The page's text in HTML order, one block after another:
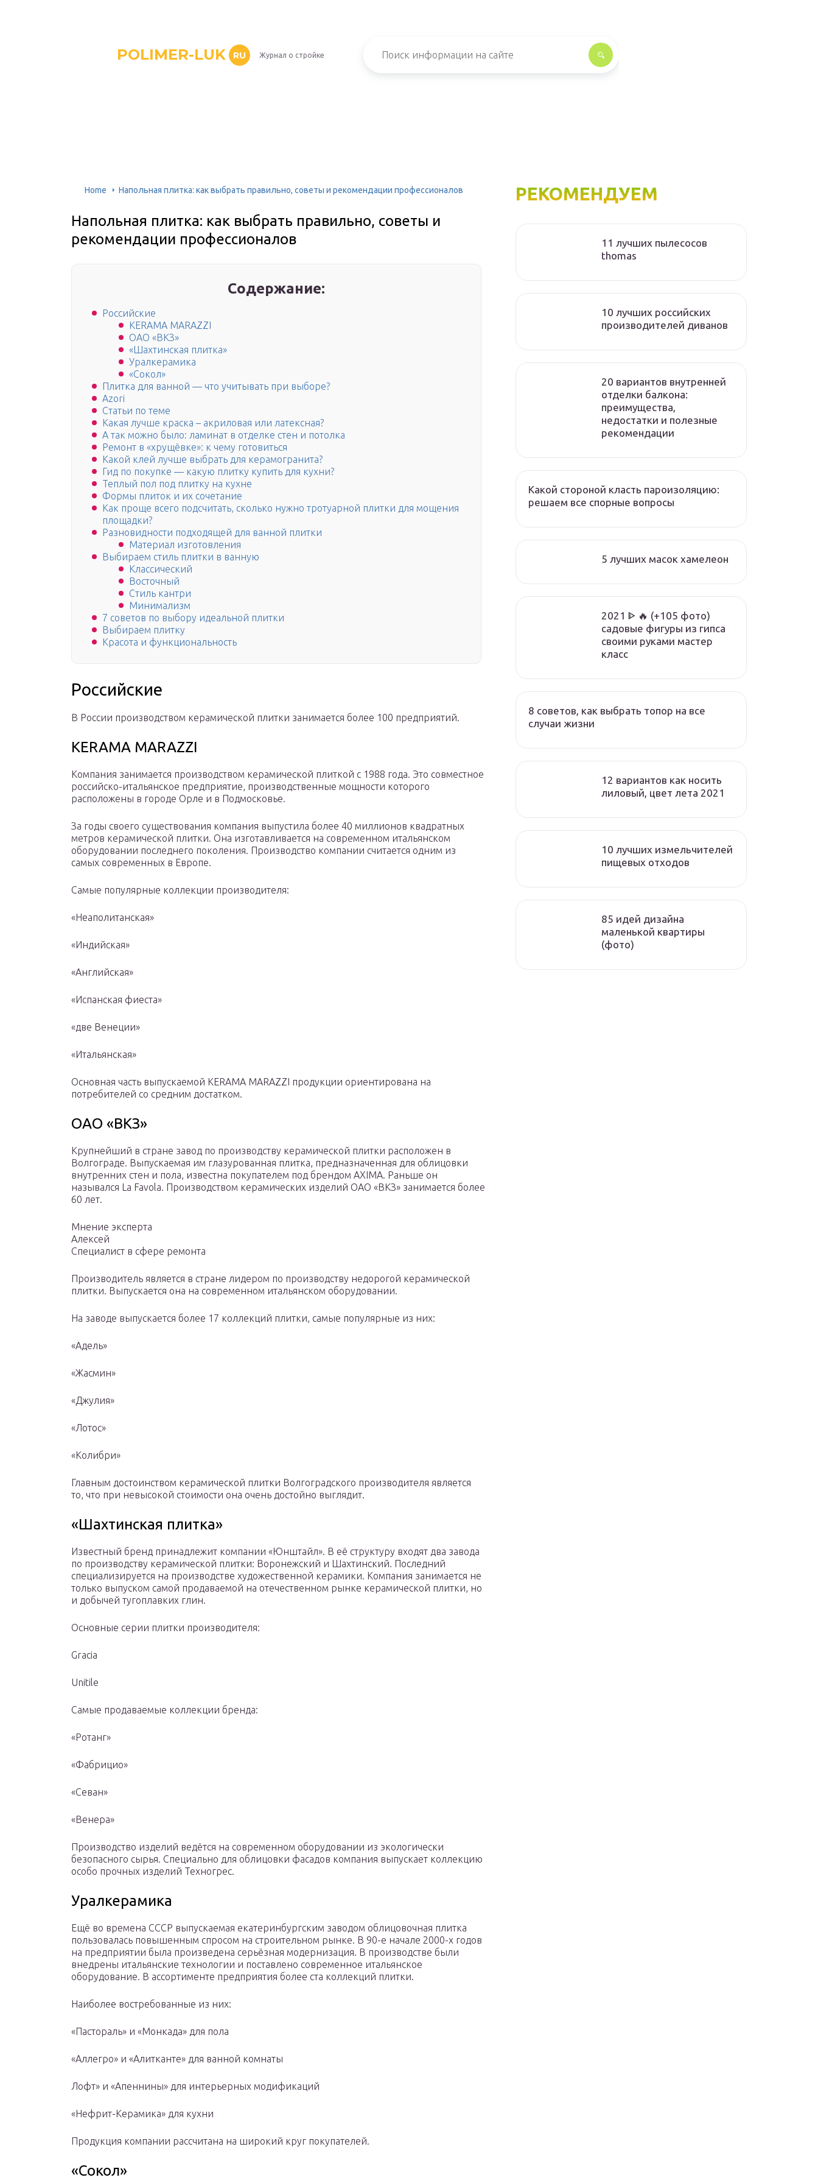
POLIMER-LUK RU Журнал о стройке
Home Напольная плитка: как выбрать правильно, советы и рекомендации профессионалов
Напольная плитка: как выбрать правильно, советы и
рекомендации профессионалов
Содержание:
Российские
KERAMA MARAZZI
ОАО «ВКЗ»
«Шахтинская плитка»
Уралкерамика
«Сокол»
Плитка для ванной — что учитывать при выборе?
Azori
Статьи по теме
Какая лучше краска – акриловая или латексная?
А так можно было: ламинат в отделке стен и потолка
Ремонт в «хрущёвке»: к чему готовиться
Какой клей лучше выбрать для керамогранита?
Гид по покупке — какую плитку купить для кухни?
Теплый пол под плитку на кухне
Формы плиток и их сочетание
Как проще всего подсчитать, сколько нужно тротуарной плитки для мощения
площадки?
Разновидности подходящей для ванной плитки
Материал изготовления
Выбираем стиль плитки в ванную
Классический
Восточный
Стиль кантри
Минимализм
7 советов по выбору идеальной плитки
Выбираем плитку
Красота и функциональность
Российские
В России производством керамической плитки занимается более 100 предприятий.
KERAMA MARAZZI
Компания занимается производством керамической плиткой с 1988 года. Это совместное
российско-итальянское предприятие, производственные мощности которого
расположены в городе Орле и в Подмосковье.
За годы своего существования компания выпустила более 40 миллионов квадратных
метров керамической плитки. Она изготавливается на современном итальянском
оборудовании последнего поколения. Производство компании считается одним из
самых современных в Европе.
Самые популярные коллекции производителя:
«Неаполитанская»
«Индийская»
«Английская»
«Испанская фиеста»
«две Венеции»
«Итальянская»
Основная часть выпускаемой KERAMA MARAZZI продукции ориентирована на
потребителей со средним достатком.
ОАО «ВКЗ»
Крупнейший в стране завод по производству керамической плитки расположен в
Волгограде. Выпускаемая им глазурованная плитка, предназначенная для облицовки
внутренних стен и пола, известна покупателем под брендом AXIMA. Раньше он
назывался La Favola. Производством керамических изделий ОАО «ВКЗ» занимается более
60 лет.
Мнение эксперта
Алексей
Специалист в сфере ремонта
Производитель является в стране лидером по производству недорогой керамической
плитки. Выпускается она на современном итальянском оборудовании.
На заводе выпускается более 17 коллекций плитки, самые популярные из них:
«Адель»
«Жасмин»
«Джулия»
«Лотос»
«Колибри»
Главным достоинством керамической плитки Волгоградского производителя является
то, что при невысокой стоимости она очень достойно выглядит.
«Шахтинская плитка»
Известный бренд принадлежит компании «Юнштайл». В её структуру входят два завода
по производству керамической плитки: Воронежский и Шахтинский. Последний
специализируется на производстве художественной керамики. Компания занимается не
только выпуском самой продаваемой на отечественном рынке керамической плитки, но
и добычей тугоплавких глин.
Основные серии плитки производителя:
Gracia
Unitile
Самые продаваемые коллекции бренда:
«Ротанг»
«Фабрицио»
«Севан»
«Венера»
Производство изделий ведётся на современном оборудовании из экологически
безопасного сырья. Специально для облицовки фасадов компания выпускает коллекцию
особо прочных изделий Техногрес.
Уралкерамика
Ещё во времена СССР выпускаемая екатеринбургским заводом облицовочная плитка
пользовалась повышенным спросом на строительном рынке. В 90-е начале 2000-х годов
на предприятии была произведена серьёзная модернизация. В производстве были
внедрены итальянские технологии и поставлено современное итальянское
оборудование. В ассортименте предприятия более ста коллекций плитки.
Наиболее востребованные из них:
«Пастораль» и «Монкада» для пола
«Аллегро» и «Алитканте» для ванной комнаты
Лофт» и «Апеннины» для интерьерных модификаций
«Нефрит-Керамика» для кухни
Продукция компании рассчитана на широкий круг покупателей.
«Сокол»
РЕКОМЕНДУЕМ
11 лучших пылесосов
thomas
10 лучших российских
производителей диванов
20 вариантов внутренней
отделки балкона:
преимущества,
недостатки и полезные
рекомендации
Какой стороной класть пароизоляцию:
решаем все спорные вопросы
5 лучших масок хамелеон
2021 ᐈ 🔥 (+105 фото)
садовые фигуры из гипса
своими руками мастер
класс
8 советов, как выбрать топор на все
случаи жизни
12 вариантов как носить
лиловый, цвет лета 2021
10 лучших измельчителей
пищевых отходов
85 идей дизайна
маленькой квартиры
(фото)